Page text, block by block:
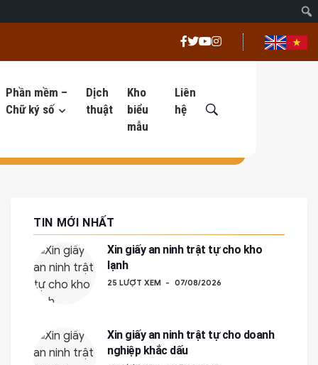
Phần mềm –
Chữ ký số
Dịch
thuật
Kho
biểu
mẫu
Liên
hệ
TIN MỚI NHẤT
Xin giấy an ninh trật tự cho kho
lạnh
25 LƯỢT XEM 07/08/2026
Xin giấy an ninh trật tự cho doanh
nghiệp khắc dấu